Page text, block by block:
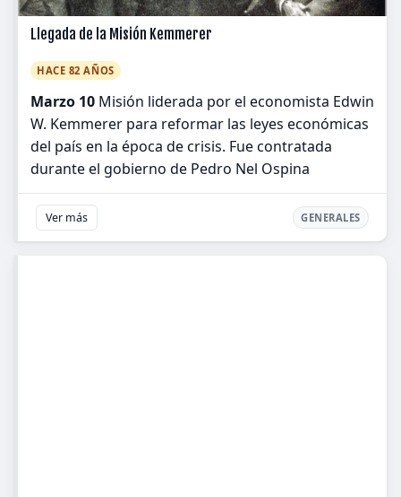
Llegada de la Misión Kemmerer
HACE 82 AÑOS
Marzo 10 Misión liderada por el economista Edwin
W. Kemmerer para reformar las leyes económicas
del país en la época de crisis. Fue contratada
durante el gobierno de Pedro Nel Ospina
Ver más GENERALES